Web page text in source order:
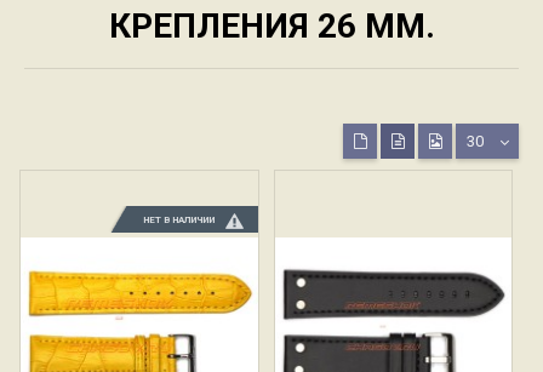
КРЕПЛЕНИЯ 26 ММ.
30
НЕТ В НАЛИЧИИ